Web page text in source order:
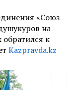
«Союз
на
обратился к
Kazpravda.kz